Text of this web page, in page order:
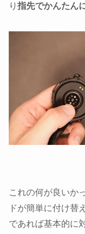
り 指先でかんたん
これの何が良いか
ドが簡単に付け替
であれば基本的に